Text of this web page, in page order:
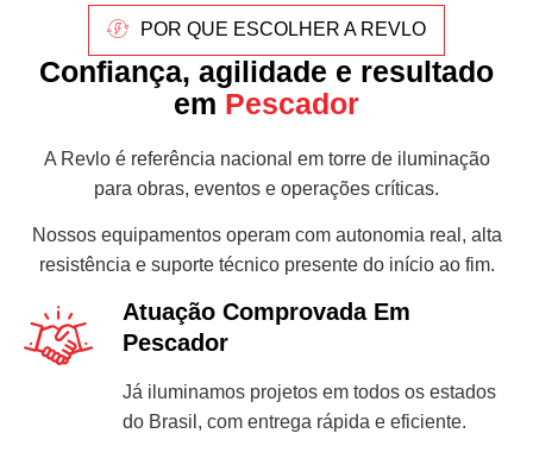
POR QUE ESCOLHER A REVLO
Confiança, agilidade e resultado
em Pescador
A Revlo é referência nacional em torre de iluminação
para obras, eventos e operações críticas.
Nossos equipamentos operam com autonomia real, alta
resistência e suporte técnico presente do início ao fim.
Atuação Comprovada Em
Pescador
Já iluminamos projetos em todos os estados
do Brasil, com entrega rápida e eficiente.